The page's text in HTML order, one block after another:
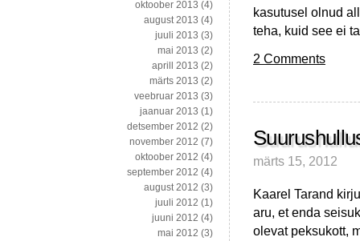
kasutusel olnud
teha, kuid see ei
2 Comments
märts 15, 2012
Kaarel Tarand
aru, et enda
olevat peksukott,
oktoober 2013 (4)
august 2013 (4)
juuli 2013 (3)
mai 2013 (2)
aprill 2013 (2)
märts 2013 (2)
veebruar 2013 (3)
jaanuar 2013 (1)
detsember 2012 (2)
november 2012 (7)
oktoober 2012 (4)
september 2012 (4)
august 2012 (3)
juuli 2012 (1)
juuni 2012 (4)
mai 2012 (3)